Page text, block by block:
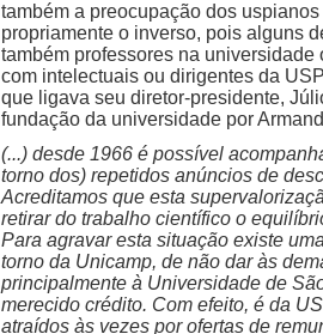
também a preocupação dos
propriamente o inverso, pois alguns
também professores na
com intelectuais ou dirigentes da
que ligava seu diretor-presidente,
fundação da universidade por
(...) desde 1966 é possível
torno dos) repetidos anúncios de
Acreditamos que esta
retirar do trabalho científico o
Para agravar esta situação existe
torno da Unicamp, de não dar às
principalmente à Universidade de
merecido crédito. Com efeito, é da
atraídos às vezes por ofertas de